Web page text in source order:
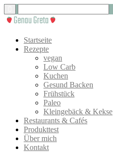
Startseite
Rezepte
vegan
Low Carb
Kuchen
Gesund Backen
Frühstück
Paleo
Kleingebäck & Kekse
Restaurants & Cafés
Produkttest
Über mich
Kontakt